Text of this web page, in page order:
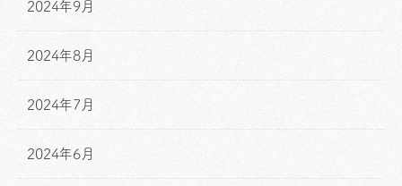
2024年9月
2024年8月
2024年7月
2024年6月